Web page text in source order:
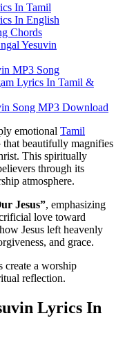
In Tamil
In English
Chords
Yesuvin
MP3 Song
Lyrics In Tamil &
Song MP3 Download
emotional Tamil
that beautifully magnifies
This spiritually
through its
atmosphere.
Jesus”, emphasizing
love toward
Jesus left heavenly
and grace.
create a worship
reflection.
Lyrics In